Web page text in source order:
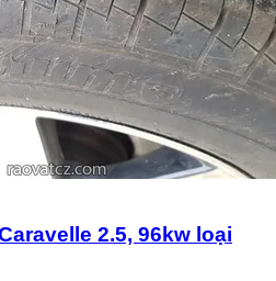
2.5, 96kw loại